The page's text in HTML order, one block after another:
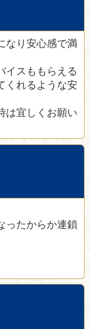
なり安心感で満
イスももらえる
くれるような安
は宜しくお願い
ったからか連鎖